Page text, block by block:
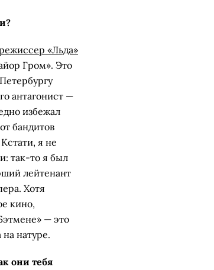
«Льда»
Гром». Это
антагонист —
избежал
бандитов
Кстати, я не
так-то я был
лейтенант
Хотя
кино,
— это
натуре.
они тебя